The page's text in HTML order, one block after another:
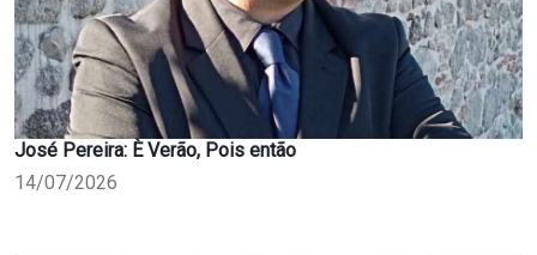
José Pereira: È Verão, Pois então
14/07/2026